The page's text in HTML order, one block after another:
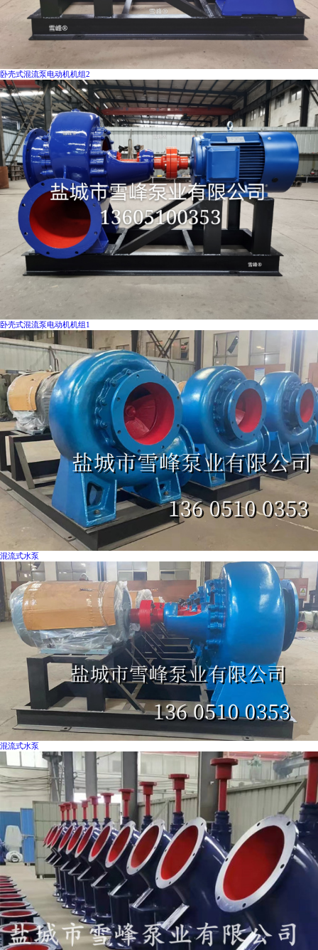
卧壳式混流泵电动机机组2
卧壳式混流泵电动机机组1
混流式水泵
混流式水泵